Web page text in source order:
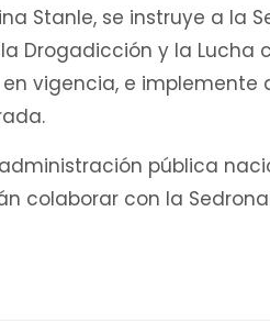
Stanle, se instruye a la
Drogadicción y la Lucha
vigencia, e
pública
colaborar con la